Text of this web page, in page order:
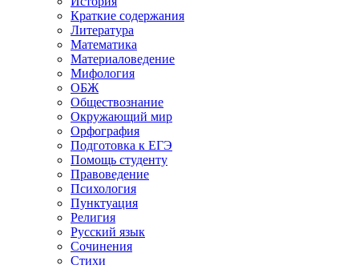
Краткие содержания
Литература
Математика
Материаловедение
Мифология
ОБЖ
Обществознание
Окружающий мир
Орфография
Подготовка к ЕГЭ
Помощь студенту
Правоведение
Психология
Пунктуация
Религия
Русский язык
Сочинения
Стихи